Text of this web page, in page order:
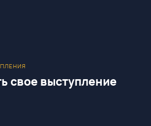
свое выступление